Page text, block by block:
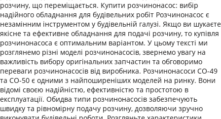
розчину, що переміщається. Купити розчинонасос: вибір
надійного обладнання для будівельних робіт Розчинонасос є
незамінним інструментом у будівельній галузі. Якщо ви шукаєте
якісне та ефективне обладнання для подачі розчину, то купівля
розчинонасоса є оптимальним варіантом. У цьому тексті ми
розглянемо різні моделі розчинонасосів, звернемо увагу на
важливість вибору оригінальних запчастин та обговоримо
переваги розчинонасосів від виробника. Розчинонасоси СО-49
та СО-50 є одними з найпоширеніших моделей на ринку. Вони
відомі своєю надійністю, ефективністю та простотою в
експлуатації. Обидва типи розчинонасосів забезпечують
швидку та рівномірну подачу розчину, дозволяючи зручно